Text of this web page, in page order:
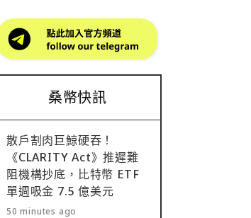
桑幣快訊
散戶割肉巨鯨硬吞！
《CLARITY Act》推遲難
阻機構抄底，比特幣 ETF
單週吸金 7.5 億美元
50 minutes ago